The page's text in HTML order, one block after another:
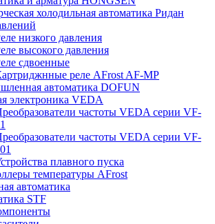
холодильная автоматика Ридан
низкого давления
высокого давления
сдвоенные
реле AFrost AF-MP
автоматика DOFUN
электроника VEDA
частоты VEDA серии VF-
частоты VEDA серии VF-
плавного пуска
температуры AFrost
автоматика
STF